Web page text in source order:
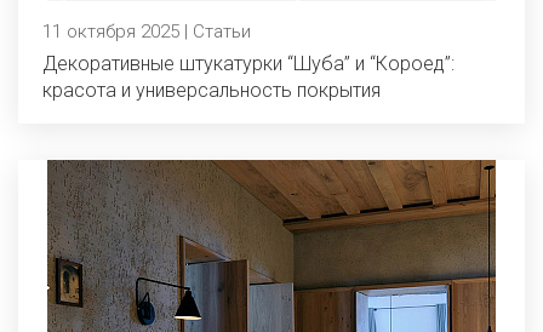
11 октября 2025 | Статьи
Декоративные штукатурки “Шуба” и “Короед”:
красота и универсальность покрытия